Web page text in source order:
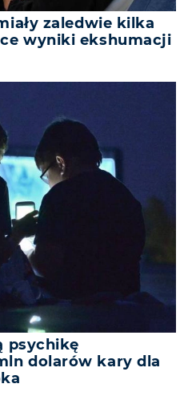
zaledwie kilka
wyniki ekshumacji
psychikę
dolarów kary dla